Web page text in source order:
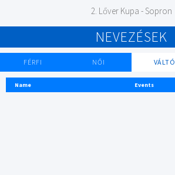
2. Lőver Kupa - Sopron
NEVEZÉSEK
FÉRFI NŐI VÁLTÓ
Name Events